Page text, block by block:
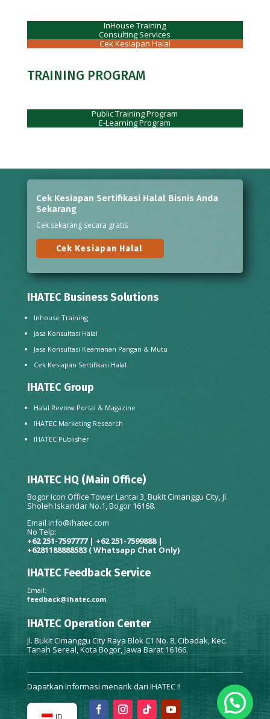
InHouse Training
Consulting Services
Cek Kesiapan Halal
TRAINING PROGRAM
Public Training Program
E-Learning Program
Cek Kesiapan Sertifikasi Halal Bisnis Anda
Sekarang
Cek sekarang secara gratis
Cek Kesiapan Halal
IHATEC Business Solutions
Inhouse Training
Jasa Konsultasi Halal
Jasa Konsultasi Keamanan Pangan & Mutu
Cek Kesiapan Sertifikasi Halal
IHATEC Group
Halal Review Portal & Magazine
IHATEC Marketing Research
IHATEC Publisher
IHATEC HQ (Main Office)
Bogor Icon Office Tower Lantai 3, Bukit Cimanggu City, Jl.
Sholeh Iskandar No.1, Bogor 16168.
Email info@ihatec.com
No Telp:
+62 251-7597777 | +62 251-7599888 |
+6281188888583 ( Whatsapp Chat Only)
IHATEC Feedback Service
Email:
feedback@ihatec.com
IHATEC Operation Center
Jl. Bukit Cimanggu City Raya Blok C1 No. 8, Cibadak, Kec.
Tanah Sereal, Kota Bogor, Jawa Barat 16166.
Dapatkan Informasi menarik dari IHATEC !!
ID